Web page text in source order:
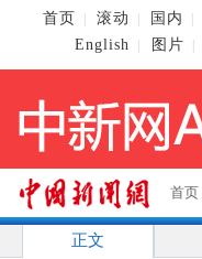
首页 滚动 国内
English
图片
首页
正文